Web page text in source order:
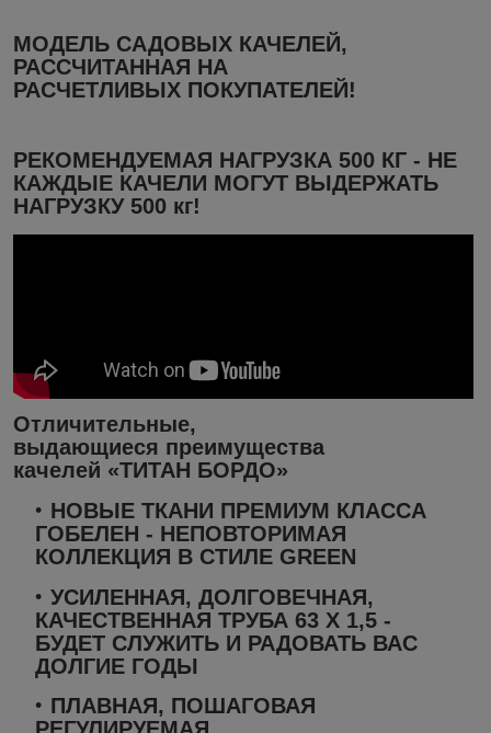
МОДЕЛЬ САДОВЫХ КАЧЕЛЕЙ,
РАССЧИТАННАЯ НА
РАСЧЕТЛИВЫХ ПОКУПАТЕЛЕЙ!
РЕКОМЕНДУЕМАЯ НАГРУЗКА 500 КГ - НЕ
КАЖДЫЕ КАЧЕЛИ МОГУТ ВЫДЕРЖАТЬ
НАГРУЗКУ 500 кг!
Отличительные,
выдающиеся преимущества
качелей «ТИТАН БОРДО»
НОВЫЕ ТКАНИ ПРЕМИУМ КЛАССА
ГОБЕЛЕН - НЕПОВТОРИМАЯ
КОЛЛЕКЦИЯ В СТИЛЕ GREEN
УСИЛЕННАЯ, ДОЛГОВЕЧНАЯ,
КАЧЕСТВЕННАЯ ТРУБА 63 Х 1,5 -
БУДЕТ СЛУЖИТЬ И РАДОВАТЬ ВАС
ДОЛГИЕ ГОДЫ
ПЛАВНАЯ, ПОШАГОВАЯ